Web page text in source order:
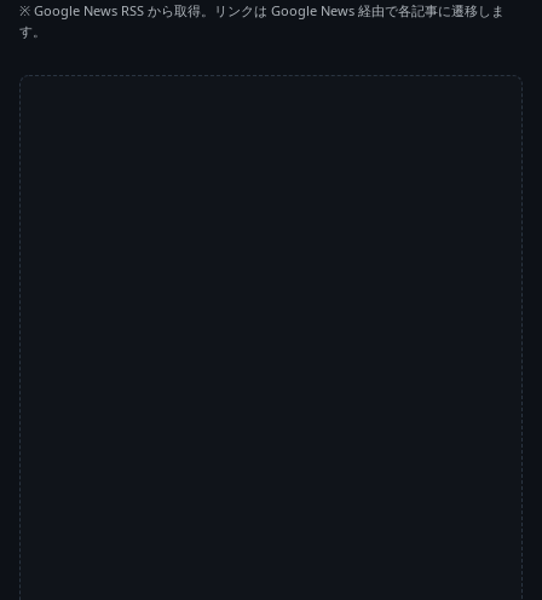
※ Google News RSS から取得。リンクは Google News 経由で各記事に遷移しま
す。